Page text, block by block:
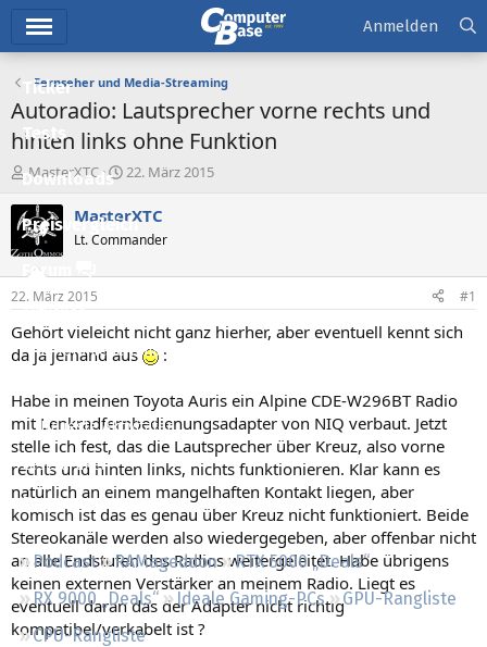
Ticker
Tests
Downloads
Preisvergleich
Forum
Aktuelles
Empfohlene Inhalte
Neueste Aktivitäten
Leserartikel
Regeln
Podcast RAMageddon
RTX 5000 „Deals“
RX 9000 „Deals“
Ideale Gaming-PCs
GPU-Rangliste
CPU-Rangliste
Anmelden
Fernseher und Media-Streaming
Autoradio: Lautsprecher vorne rechts und
hinten links ohne Funktion
E
r
s
t
e
e
r
MasterXTC
E
s
e
t
a
22. März 2015
MasterXTC
Lt. Commander
22. März 2015 #1
Gehört vieleicht nicht ganz hierher, aber eventuell kennt sich
da ja jemand aus
:
Habe in meinen Toyota Auris ein Alpine CDE-W296BT Radio
mit Lenkradfernbedienungsadapter von NIQ verbaut. Jetzt
stelle ich fest, das die Lautsprecher über Kreuz, also vorne
rechts und hinten links, nichts funktionieren. Klar kann es
natürlich an einem mangelhaften Kontakt liegen, aber
komisch ist das es genau über Kreuz nicht funktioniert. Beide
Stereokanäle werden also wiedergegeben, aber offenbar nicht
an alle Endstufen des Radios weitergeleitet. Habe übrigens
keinen externen Verstärker an meinem Radio. Liegt es
eventuell daran das der Adapter nicht richtig
kompatibel/verkabelt ist ?